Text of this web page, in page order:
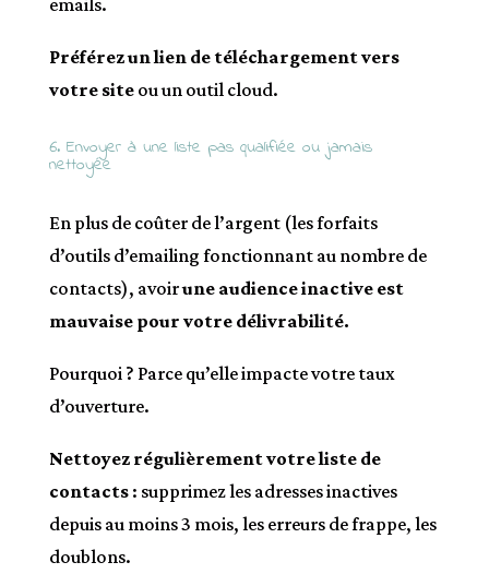
emails.
Préférez un lien de téléchargement vers
votre siteou un outil cloud.
6. Envoyer à une liste pas qualifiée ou jamais
nettoyée
En plus de coûter de l’argent (les forfaits
d’outils d’emailing fonctionnant au nombre de
contacts), avoirune audience inactive est
mauvaise pour votre délivrabilité.
Pourquoi ? Parce qu’elle impacte votre taux
d’ouverture.
Nettoyez régulièrement votre liste de
contacts: supprimez les adresses inactives
depuis au moins 3 mois, les erreurs de frappe, les
doublons.